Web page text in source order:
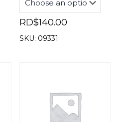
RD$140.00
SKU: 09331